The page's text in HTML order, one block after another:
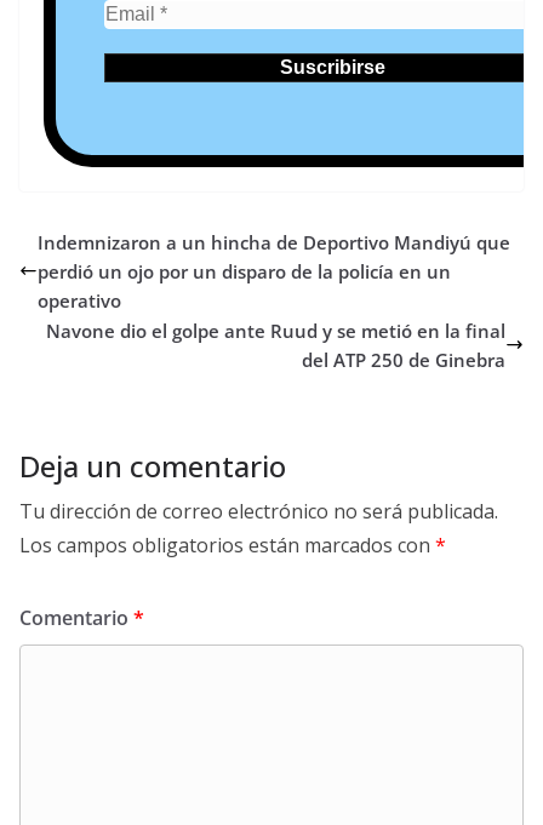
Indemnizaron a un hincha de Deportivo Mandiyú que
perdió un ojo por un disparo de la policía en un
operativo
Navone dio el golpe ante Ruud y se metió en la final
del ATP 250 de Ginebra
Deja un comentario
Tu dirección de correo electrónico no será publicada.
Los campos obligatorios están marcados con *
Comentario *